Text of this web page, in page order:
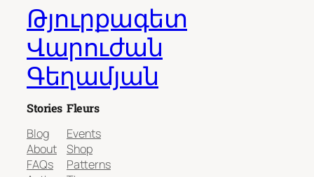
Թյուրքագետ
Վարուժան
Գեղամյան
Stories
Blog
About
FAQs
Fleurs
Events
Shop
Patterns